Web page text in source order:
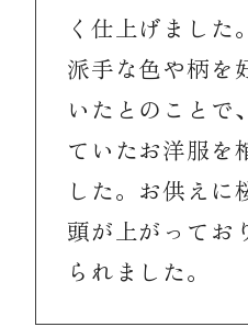
く仕上げました
派手な色や柄を
いたとのことで
ていたお洋服を
した。お供えに
頭が上がってお
られました。